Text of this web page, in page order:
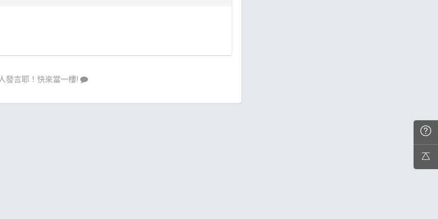
發言耶！快來當一樓!